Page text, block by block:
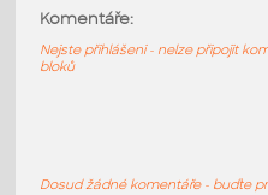
F3D Ocel
Komentáře:
Nejste přihlášeni - nelze připojit
bloků
Dosud žádné komentáře - buďte